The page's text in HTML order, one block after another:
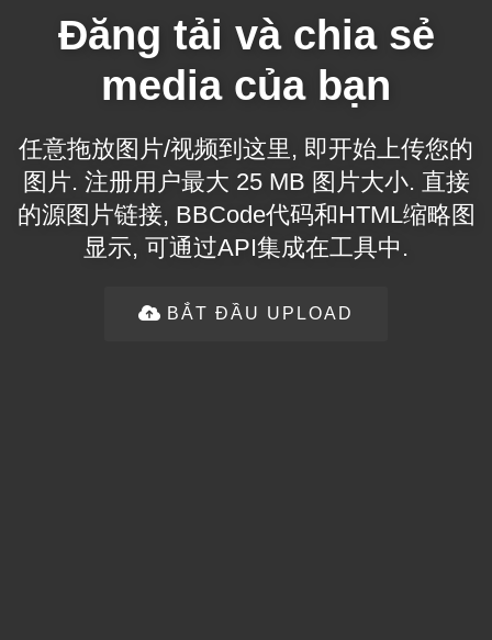
Đăng tải và chia sẻ
media của bạn
任意拖放图片/视频到这里, 即开始上传您的
图片. 注册用户最大 25 MB 图片大小. 直接
的源图片链接, BBCode代码和HTML缩略图
显示, 可通过API集成在工具中.
BẮT ĐẦU UPLOAD